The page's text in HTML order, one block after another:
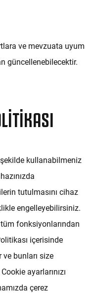
ve mevzuata uyum
güncellenebilecektir.
kullanabilmeniz
tutulmasını cihaz
engelleyebilirsiniz.
fonksiyonlarından
içerisinde
bunları size
ayarlarınızı
çerez